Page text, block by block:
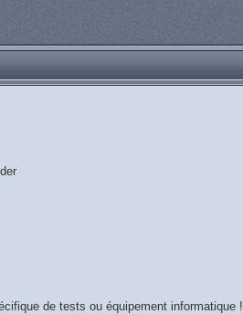
de tests ou équipement informatique !